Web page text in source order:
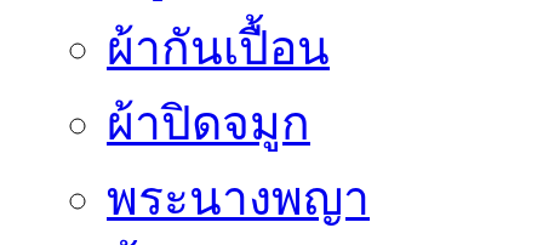
ผ้ากันเปื้อน
ผ้าปิดจมูก
พระนางพญา